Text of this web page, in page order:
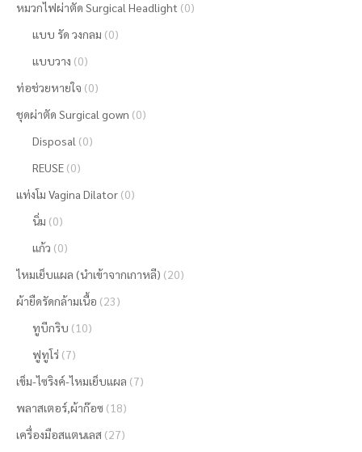
หมวกไฟผ่าตัด Surgical Headlight (0)
แบบ รัด วงกลม (0)
แบบวาง (0)
ท่อช่วยหายใจ (0)
ชุดผ่าตัด Surgical gown (0)
Disposal (0)
REUSE (0)
แท่งโม Vagina Dilator (0)
นิ่ม (0)
แก้ว (0)
ไหมเย็บแผล (นำเข้าจากเกาหลี) (20)
ผ้ายืดรัดกล้ามเนื้อ (23)
ทูบีกริบ (10)
ฟูทูโร่ (7)
เข็ม-ไซริงค์-ไหมเย็บแผล (7)
พลาสเตอร์,ผ้าก๊อซ (18)
เครื่องมือสแตนเลส (27)